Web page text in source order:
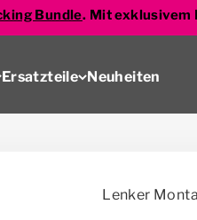
Bundle. Mit exklusivem
Ersatzteile Neuheiten
Lenker